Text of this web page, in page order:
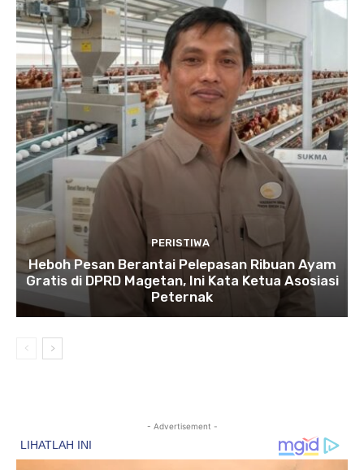
PERISTIWA
Heboh Pesan Berantai Pelepasan Ribuan Ayam
Gratis di DPRD Magetan, Ini Kata Ketua Asosiasi
Peternak
- Advertisement -